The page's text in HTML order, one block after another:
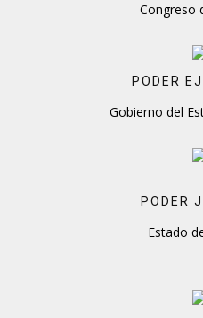
Congreso
PODER
Gobierno del
PODER
Estado